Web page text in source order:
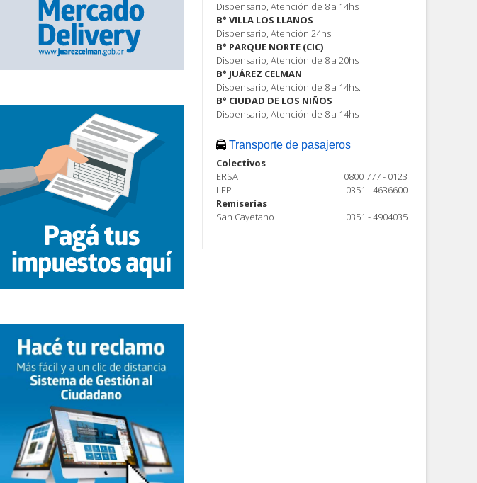
Dispensario, Atención de 8 a 14hs
B° VILLA LOS LLANOS
Dispensario, Atención 24hs
B° PARQUE NORTE (CIC)
Dispensario, Atención de 8 a 20hs
B° JUÁREZ CELMAN
Dispensario, Atención de 8 a 14hs.
B° CIUDAD DE LOS NIÑOS
Dispensario, Atención de 8 a 14hs
Transporte de pasajeros
Colectivos
ERSA
0800 777 - 0123
LEP
0351 - 4636600
Remiserías
San Cayetano
0351 - 4904035